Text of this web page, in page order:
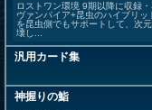
ロストワン環境 9期以降に収録
ヴァンパイア+昆虫のハイブリ
を昆虫側でもサポートして、次
壊し...
汎用カード集
神握りの鮨